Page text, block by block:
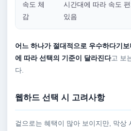
속도 체
감
시간대에 따라 속도
있음
어느 하나가 절대적으로 우수하다기
에 따라 선택의 기준이 달라진다고 보
다.
웹하드 선택 시 고려사항
겉으로는 혜택이 많아 보이지만, 막상